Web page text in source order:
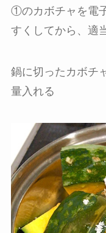
①のカボチャを電
すくしてから、適
鍋に切ったカボチ
量入れる